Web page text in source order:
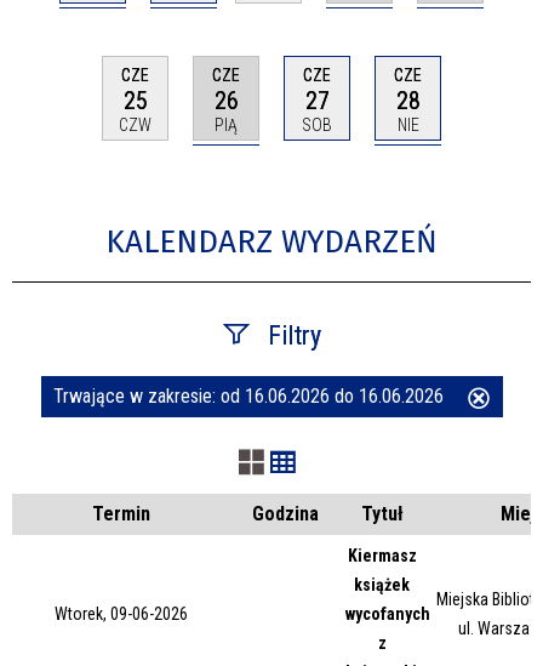
CZE
25
CZW
CZE
26
PIĄ
CZE
27
SOB
CZE
28
NIE
KALENDARZ WYDARZEŃ
Filtry
Szukana fraza
Kategoria
Trwające w zakresie: od 16.06.2026 do 16.06.2026
Termin Godzina Tytuł
Wtorek, 09-06-2026
Kiermasz
książek
wycofanych
z
Miejska
ul.